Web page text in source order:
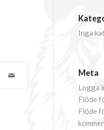
Inga
Meta
Logga
Flöde
Flöde